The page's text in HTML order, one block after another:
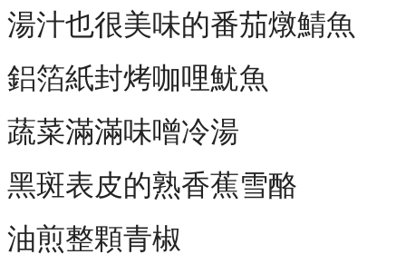
湯汁也很美味的番茄燉鯖魚
鋁箔紙封烤咖哩魷魚
蔬菜滿滿味噌冷湯
黑斑表皮的熟香蕉雪酪
油煎整顆青椒